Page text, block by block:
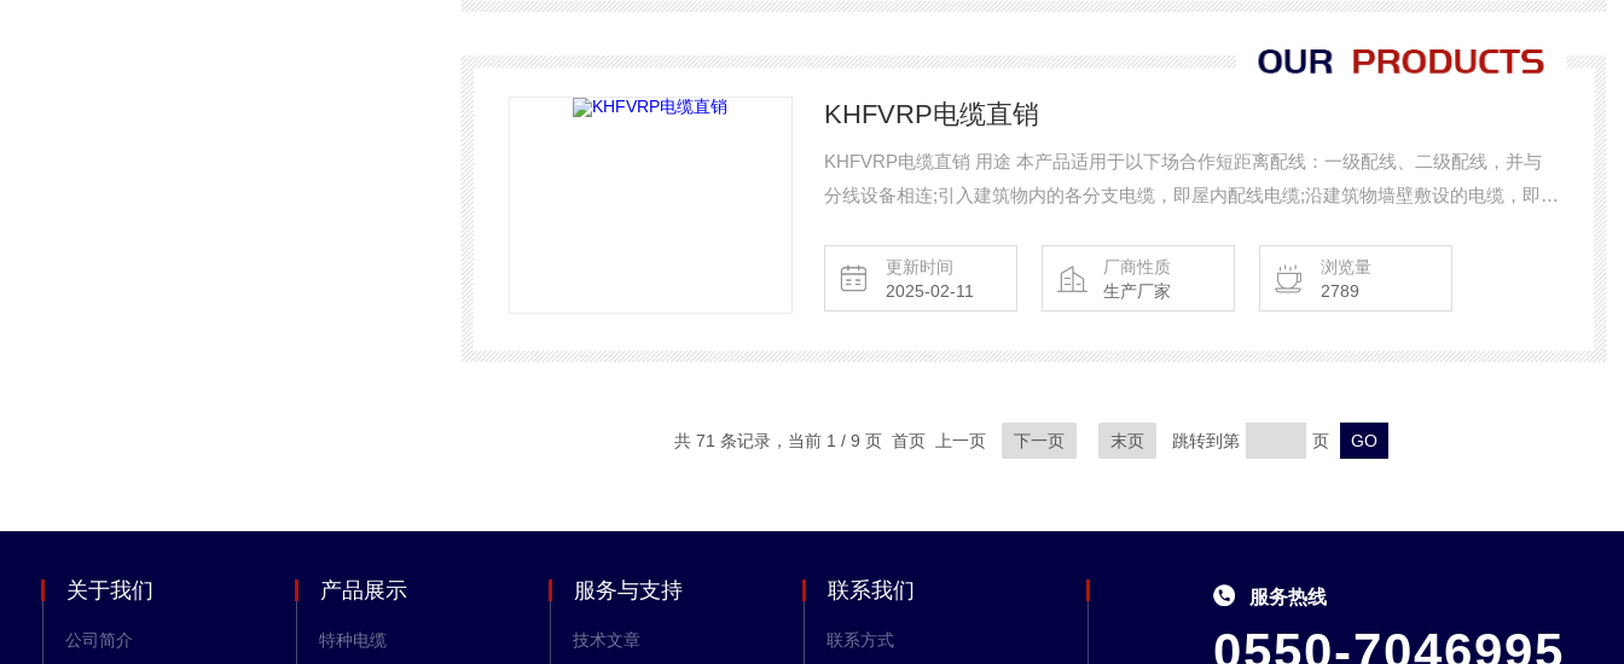
KHFVRP电缆直销
KHFVRP电缆直销 用途 本产品适用于以下场合作短距离配线：一级配线、二级配线，并与
分线设备相连;引入建筑物内的各分支电缆，即屋内配线电缆;沿建筑物墙壁敷设的电缆，即墙
更新时间
2025-02-11
厂商性质
生产厂家
浏览量
2789
共 71 条记录，当前 1 / 9 页 首页 上一页 下一页 末页 跳转到第 页
关于我们
公司简介
产品展示
特种电缆
服务与支持
技术文章
联系我们
联系方式
服务热线
0550-7046995